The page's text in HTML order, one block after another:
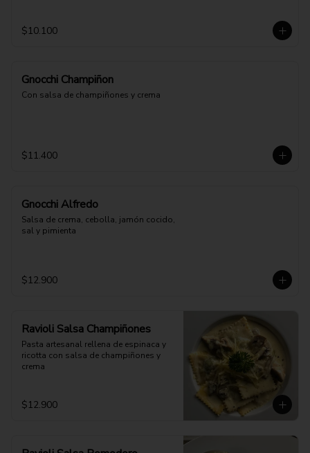
$10.100
Gnocchi Champiñon
Con salsa de champiñones y crema
$11.400
Gnocchi Alfredo
Salsa de crema, cebolla, jamón cocido,
sal y pimienta
$12.900
Ravioli Salsa Champiñones
Pasta artesanal rellena de espinaca y
ricotta con salsa de champiñones y
crema
$12.900